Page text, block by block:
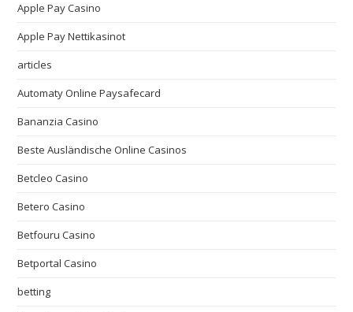
Apple Pay Casino
Apple Pay Nettikasinot
articles
Automaty Online Paysafecard
Bananzia Casino
Beste Ausländische Online Casinos
Betcleo Casino
Betero Casino
Betfouru Casino
Betportal Casino
betting